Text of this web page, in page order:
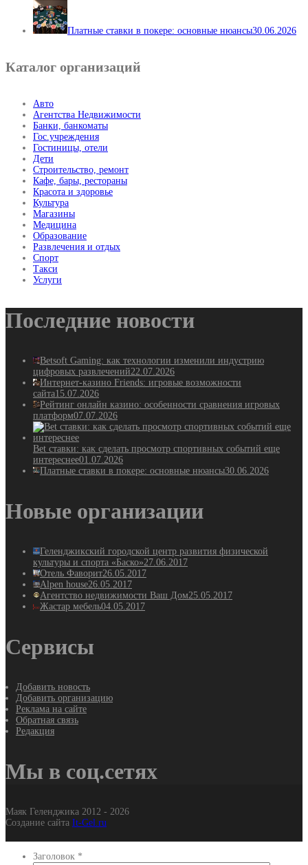
Платные ставки в покере: основные нюансы30.06.2026
Каталог организаций
Авто
Агентства Недвижимости
Банки, банкоматы
Гос.учреждения
Гостиницы, отели
Дети
Строительство, ремонт
Кафе, бары, рестораны
Красота и здоровье
Культура
Магазины
Медицина
Образование
Развлечения и отдых
Спорт
Такси
Услуги
Последние новости
Betsoft Gaming: как технологии изменили индустрию
цифровых развлечений22.07.2026
Интернет-казино Friends: игровые возможности
сайта15.07.2026
Рейтинг онлайн казино: особенности сравнения игровых
платформ07.07.2026
Bet ставки: как сделать просмотр спортивных событий еще
интереснее01.07.2026
Платные ставки в покере: основные нюансы30.06.2026
Новые организации
Геленджикский городской центр развития физической
культуры и спорта «Баско»27.06.2017
Отель Фаворит26.05.2017
Alpen house26.05.2017
Агентство недвижимости Ваш Дом25.05.2017
Жастар мебель04.05.2017
Сервисы
Добавить новость
Добавить организацию
Реклама на сайте
Обратная связь
Редакция
Мы в соц.сетях
Маяк Геленджика 2012 - 2026
Создание сайта It-Gel.ru
Заголовок *